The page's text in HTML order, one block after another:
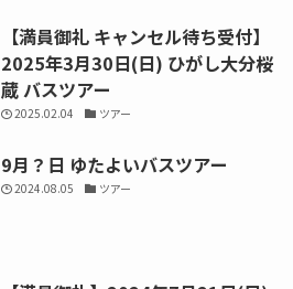
【満員御礼 キャンセル待ち受付】
2025年3月30日(日) ひがし大分桜
蔵 バスツアー
2025.02.04 ツアー
9月？日 ゆたよいバスツアー
2024.08.05 ツアー